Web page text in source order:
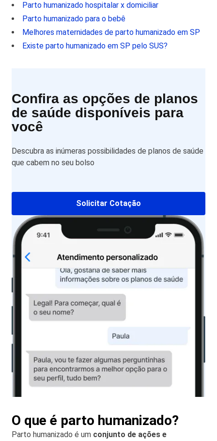
Parto humanizado hospitalar x domiciliar
Parto humanizado para o bebê
Melhores maternidades de parto humanizado em SP
Existe parto humanizado em SP pelo SUS?
Confira as opções de planos
de saúde disponíveis para
você
Descubra as inúmeras possibilidades de planos de saúde
que cabem no seu bolso
Solicitar Cotação
O que é parto humanizado?
Parto humanizado é um conjunto de ações e